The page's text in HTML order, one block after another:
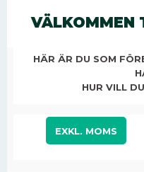
37,38
VÄLKOMMEN
HÄR ÄR DU SOM
HUR VILL
EXKL. MOMS